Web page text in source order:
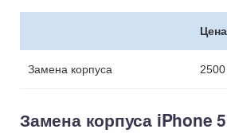
Цена
Замена корпуса 2500
Замена корпуса iPhone